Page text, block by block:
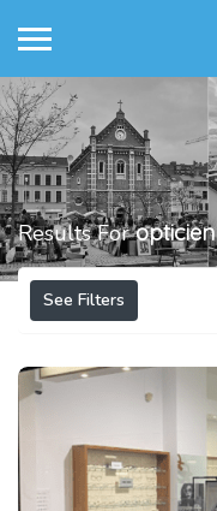
Results Foropticien
See Filters